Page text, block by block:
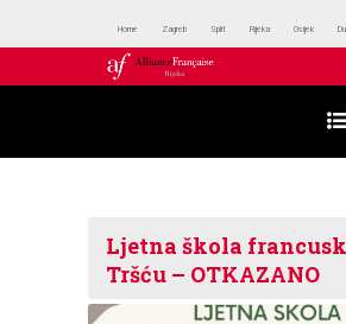
Home Zagreb Split Rijeka Osijek
Ljetna škola
Tršću – OTKAZANO